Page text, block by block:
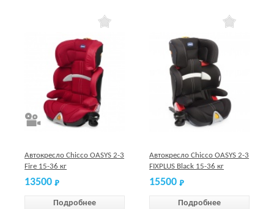
Автокресло Chicco OASYS 2-3
Fire 15-36 кг
13500
Подробнее
Автокресло Chicco OASYS 2-3
FIXPLUS Blaсk 15-36 кг
15500
Подробнее